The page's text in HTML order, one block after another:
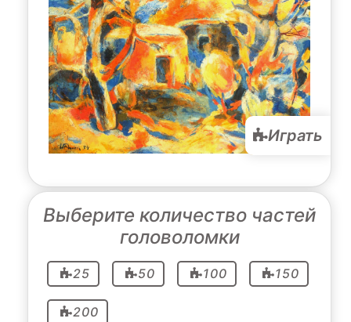
Играть
Выберите количество частей
головоломки
25 50 100 150
200